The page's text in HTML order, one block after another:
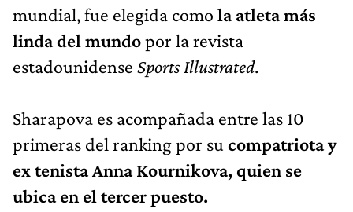
mundial, fue elegida como la atleta más
linda del mundopor la revista
estadounidense Sports Illustrated.
Sharapova es acompañada entre las 10
primeras del ranking por su compatriota y
ex tenista Anna Kournikova, quien se
ubica en el tercer puesto.